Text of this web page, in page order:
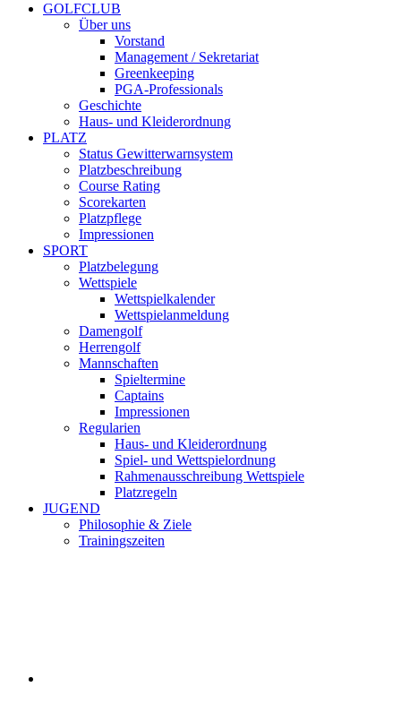
GOLFCLUB
Über uns
Vorstand
Management / Sekretariat
Greenkeeping
PGA-Professionals
Geschichte
Haus- und Kleiderordnung
PLATZ
Status Gewitterwarnsystem
Platzbeschreibung
Course Rating
Scorekarten
Platzpflege
Impressionen
SPORT
Platzbelegung
Wettspiele
Wettspielkalender
Wettspielanmeldung
Damengolf
Herrengolf
Mannschaften
Spieltermine
Captains
Impressionen
Regularien
Haus- und Kleiderordnung
Spiel- und Wettspielordnung
Rahmenausschreibung Wettspiele
Platzregeln
JUGEND
Philosophie & Ziele
Trainingszeiten